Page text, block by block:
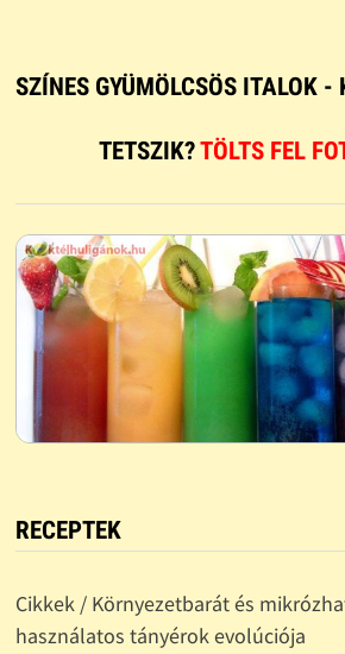
SZÍNES GYÜMÖLCSÖS ITALOK -
TETSZIK?TÖLTS FEL
RECEPTEK
Cikkek / Környezetbarát és
használatos tányérok evolúciója